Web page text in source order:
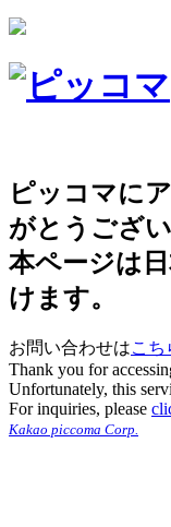
ピッコマに
がとうござい
本ページは
けます。
お問い合わせはこち
Thank you for
Unfortunately, this
For inquiries, please
Kakao piccoma Corp.